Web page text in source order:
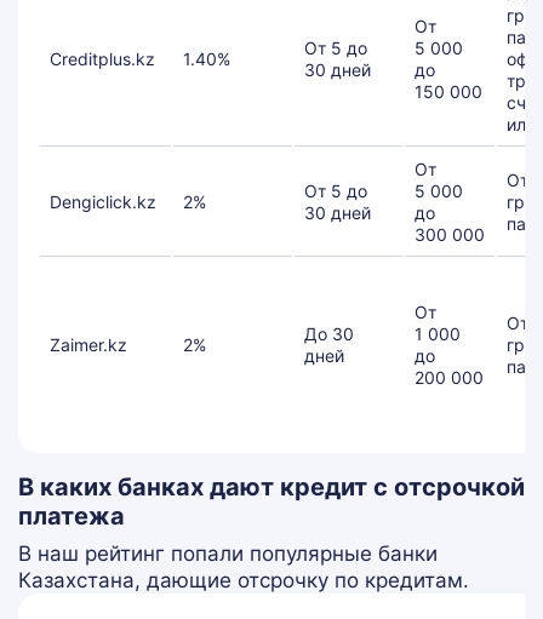
Creditplus.kz 1.40%
От 5 до
30 дней
От
5 000
до
150 000
Dengiclick.kz 2%
От 5 до
30 дней
От
5 000
до
300 000
От
Zaimer.kz 2%
До 30
дней
От
1 000
до
200 000
От
В каких банках дают кредит с отсрочкой
платежа
В наш рейтинг попали популярные банки
Казахстана, дающие отсрочку по кредитам.